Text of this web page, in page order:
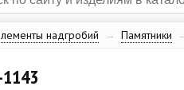
надгробий → Памятники